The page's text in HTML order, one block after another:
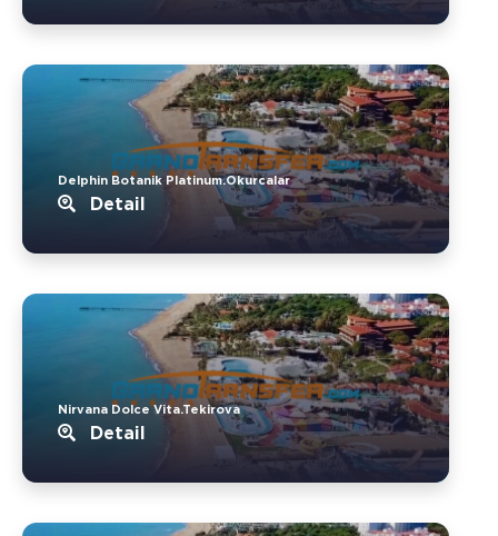
Delphin Botanik Platinum.Okurcalar
Detail
Nirvana Dolce Vita.Tekirova
Detail